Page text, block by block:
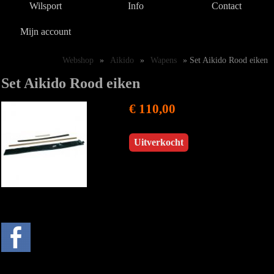
Wilsport Info Contact
Mijn account
Webshop » Aikido » Wapens » Set Aikido Rood eiken
Set Aikido Rood eiken
€ 110,00
Uitverkocht